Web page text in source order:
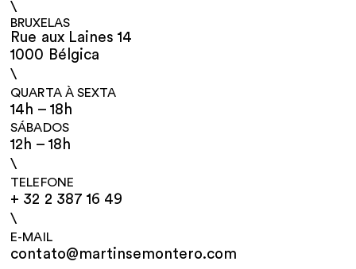
\
BRUXELAS
Rue aux Laines 14
1000 Bélgica
\
QUARTA À SEXTA
14h – 18h
SÁBADOS
12h – 18h
\
TELEFONE
+ 32 2 387 16 49
\
E-MAIL
contato@martinsemontero.com